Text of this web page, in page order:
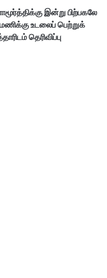
இன்று பிற்பகலே
மணிக்கு உடலைப் பெற்றுக்
தெரிவிப்பு